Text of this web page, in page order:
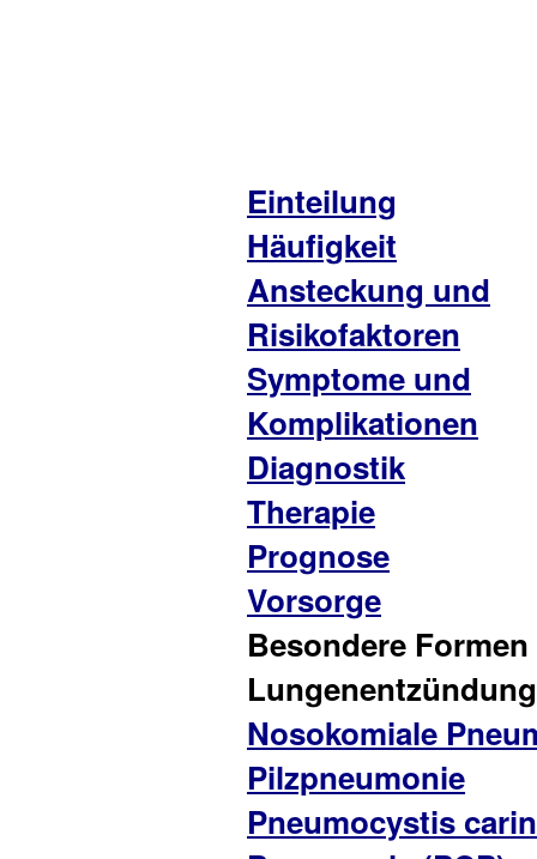
Einteilung
Häufigkeit
Ansteckung und
Risikofaktoren
Symptome und
Komplikationen
Diagnostik
Therapie
Prognose
Vorsorge
Besondere
Nosokomiale
Pilzpneumonie
Pneumocystis